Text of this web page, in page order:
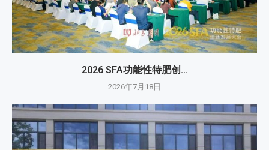
2026 SFA功能性特肥创...
2026年7月18日